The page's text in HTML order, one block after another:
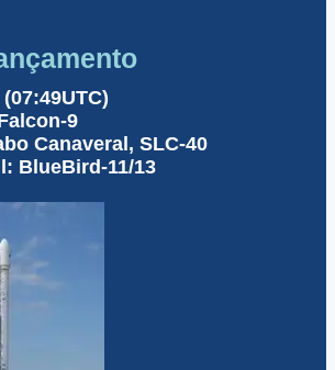
9
Canaveral, SLC-40
BlueBird-11/13